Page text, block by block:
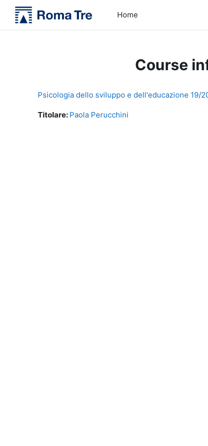
Skip to main content
Home
Course
Psicologia dello sviluppo e dell'educazione 19/
Titolare: Paola Perucchini